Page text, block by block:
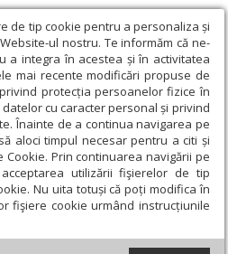
de tip cookie pentru a personaliza și
ul nostru. Te informăm că ne-
a integra în acestea și în activitatea
mai recente modificări propuse de
privind protecția persoanelor fizice în
cu caracter personal și privind
Înainte de a continua navigarea pe
aloci timpul necesar pentru a citi și
Prin continuarea navigării pe
utilizării fişierelor de tip
Nu uita totuși că poți modifica în
fişiere cookie urmând instrucțiunile
› Știri › Ședință de lucru a
și Dobrogei
Mitropoliei